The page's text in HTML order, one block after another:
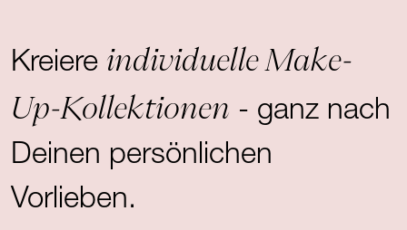
Kreiere individuelle Make-
Up-Kollektionen - ganz nach
Deinen persönlichen
Vorlieben.